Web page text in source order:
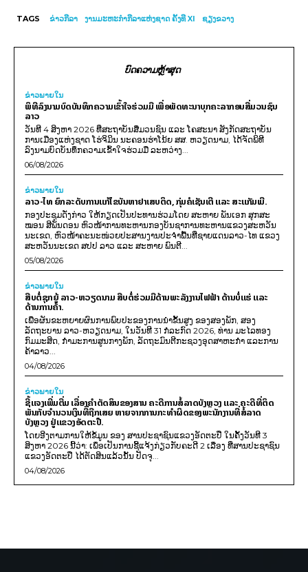
TAGS ຂ່າວກີລາ ງານມະຫະກຳກີລາແຫ່ງຊາດ ຄັ້ງທີ XI ​ຊຽງ​ຂວາງ
ບົດຄວາມຫຼ້າສຸດ
ຂ່າວພາຍ​ໃນ
ພິທີລົງນາມບົດບັນທຶກຄວາມເຂົ້າໃຈຮ່ວມມື ເພື່ອພັດທະນາບຸກຄະລາກອນສື່ມວນຊົນ
ລາວ
ວັນທີ 4 ສິງຫາ 2026 ທີ່ສະຖາບັນສື່ມວນຊົນ ແລະ ໂຄສະນາ ສັງກັດສະຖາບັນ
ການເມືອງແຫ່ງຊາດ ໂຮ່ຈິມິນ ນະຄອນຮ່າໂນ້ຍ ສສ. ຫວຽດນາມ, ໄດ້ຈັດພິທີ
ລົງນາມບົດບັນທຶກຄວາມເຂົ້າໃຈຮ່ວມມື ລະຫວ່າງ...
06/08/2026
ຂ່າວພາຍ​ໃນ
ລາວ-ໄທ ຍົກລະດັບການແກ້ໄຂບັນຫາຢາເສບຕິດ, ກຸ່ມຄໍເຊັນເຕີ ແລະ ສະແກັມເມີ.
ກອງປະຊຸມດັ່ງກ່າວ ໃຫ້ກຽດເປັນປະທານຮ່ວມໂດຍ ສະຫາຍ ພັນເອກ ສຸກສະ
ໝອນ ສີພັນດອນ ຫົວໜ້າການທະຫານກອງບັນຊາການທະຫານແຂວງສະຫວັນ
ນະເຂດ, ຫົວໜ້າຄະນະໜ່ວຍປະສານງານປະຈຳພື້ນທີ່ຊາຍແດນລາວ-ໄທ ແຂວງ
ສະຫວັນນະເຂດ ສປປ ລາວ ແລະ ສະຫາຍ ພົນຕີ...
05/08/2026
ຂ່າວພາຍ​ໃນ
ສືບຕໍ່ຊຸກຍູ້ ລາວ-ຫວຽດນາມ ສືບຕໍ່ຮ່ວມມືດ້ານພະລັງງານໄຟຟ້າ ດ້ານບໍ່ແຮ່ ແລະ
ດ້ານການຄ້າ.
ເພື່ອຜັນຂະຫຍາຍຜົນການພົບປະຂອງການນຳຂັ້ນສູງ ຂອງສອງພັກ, ສອງ
ລັດຖະບານ ລາວ-ຫວຽດນາມ, ໃນວັນທີ 31 ກໍລະກົດ 2026, ທ່ານ ມະໄລທອງ
ກົມມະສິດ, ກຳມະການສູນກາງພັກ, ລັດຖະມົນຕີກະຊວງອຸດສາຫະກຳ ແລະການ
ຄ້າລາວ...
04/08/2026
ຂ່າວພາຍ​ໃນ
ຊີ້ແຈງເພີ່ມຕື່ມ ເລື່ອງຄໍາຕັດສິນຂອງສານ ຄະດີການສໍ້ລາດບັງຫຼວງ ແລະ ຄະດີທີ່ຕິດ
ພັນກັບຈຳນວນເງິນທີ່ຖືກເສຍ ຫາຍຈາກການກະທຳຜິດຂອງພະນັກງານທີ່ສໍ້ລາດ
ບັງຫຼວງ ຢູ່ແຂວງອັດຕະປື.
ໂດຍອີງຕາມການໃຫ້ຂໍ້ມູນ​ ຂອງ ສານປະຊາຊົນແຂວງອັດຕະປື ໃນຄັ້ງວັນທີ 3
ສິງຫາ 2026 ນີ້ວ່າ: ເພຶ່ອເປັນການຊີ້ແຈ້ງກ່ຽວກັບຄະດີ 2 ເລື່ອງ ທີ່ສານປະຊາຊົນ
ແຂວງອັດຕະປື ໄດ້ຕັດສິນແລ້ວນັ້ນ ປັດຈຸ...
04/08/2026